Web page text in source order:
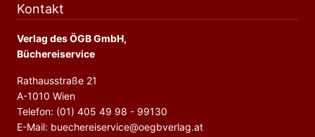
Kontakt
Verlag des ÖGB GmbH,
Büchereiservice
Rathausstraße 21
A-1010 Wien
Telefon: (01) 405 49 98 - 99130
E-Mail: buechereiservice@oegbverlag.at